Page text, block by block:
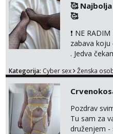
🧡 Videa🧡
vibratori, s
lizanje,
jako dugo,
🥰
🥰
❗ NE
zabava
. Jedva
se
foto i video
diram, s
itd. Radim
nas
Kategorija: Cyber sex Ženska
Pozdrav
Tu sam za
druženjem -